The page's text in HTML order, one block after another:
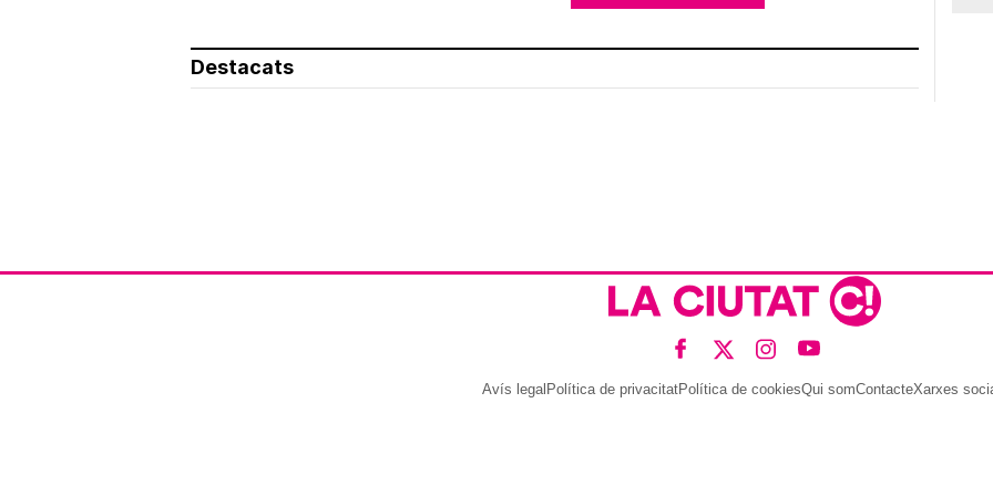
Destacats
Avís legal Política de privacitatPolítica de cookiesQui somContacteXarxes